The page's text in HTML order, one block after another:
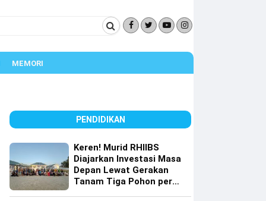
MEMORI
PENDIDIKAN
Keren! Murid RHIIBS
Diajarkan Investasi Masa
Depan Lewat Gerakan
Tanam Tiga Pohon per